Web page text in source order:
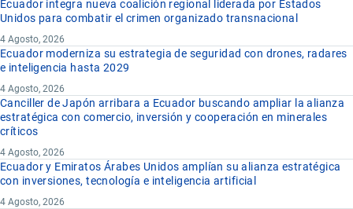
Ecuador integra nueva coalición regional liderada por Estados
Unidos para combatir el crimen organizado transnacional
4 Agosto, 2026
Ecuador moderniza su estrategia de seguridad con drones, radares
e inteligencia hasta 2029
4 Agosto, 2026
Canciller de Japón arribara a Ecuador buscando ampliar la alianza
estratégica con comercio, inversión y cooperación en minerales
críticos
4 Agosto, 2026
Ecuador y Emiratos Árabes Unidos amplían su alianza estratégica
con inversiones, tecnología e inteligencia artificial
4 Agosto, 2026